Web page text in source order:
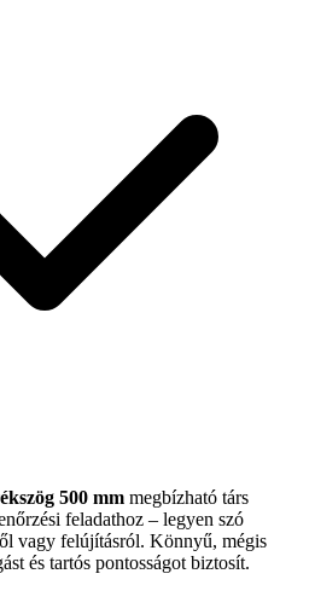
500 mm megbízható társ
feladathoz – legyen szó
vagy felújításról. Könnyű, mégis
és tartós pontosságot biztosít.